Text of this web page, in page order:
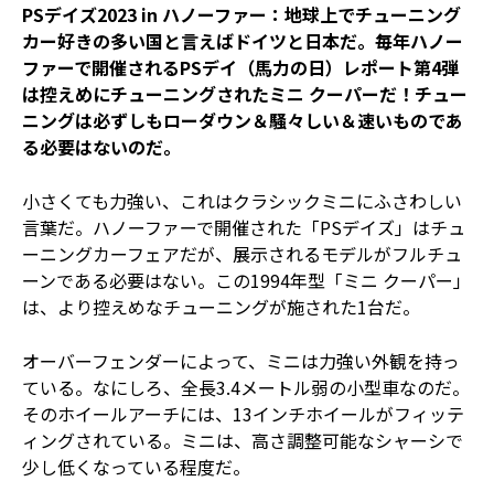
PSデイズ2023 in ハノーファー：地球上でチューニング
カー好きの多い国と言えばドイツと日本だ。毎年ハノー
ファーで開催されるPSデイ（馬力の日）レポート第4弾
は控えめにチューニングされたミニ クーパーだ！チュー
ニングは必ずしもローダウン＆騒々しい＆速いものであ
る必要はないのだ。
小さくても力強い、これはクラシックミニにふさわしい
言葉だ。ハノーファーで開催された「PSデイズ」はチュ
ーニングカーフェアだが、展示されるモデルがフルチュ
ーンである必要はない。この1994年型「ミニ クーパー」
は、より控えめなチューニングが施された1台だ。
オーバーフェンダーによって、ミニは力強い外観を持っ
ている。なにしろ、全長3.4メートル弱の小型車なのだ。
そのホイールアーチには、13インチホイールがフィッテ
ィングされている。ミニは、高さ調整可能なシャーシで
少し低くなっている程度だ。